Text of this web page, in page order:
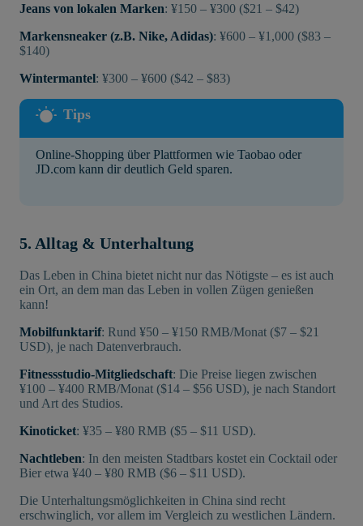
Jeans von lokalen Marken: ¥150 – ¥300 ($21 – $42)
Markensneaker (z.B. Nike, Adidas): ¥600 – ¥1,000 ($83 –
$140)
Wintermantel: ¥300 – ¥600 ($42 – $83)
Online-Shopping über Plattformen wie Taobao oder
JD.com kann dir deutlich Geld sparen.
5. Alltag & Unterhaltung
Das Leben in China bietet nicht nur das Nötigste – es ist auch
ein Ort, an dem man das Leben in vollen Zügen genießen
kann!
Mobilfunktarif: Rund ¥50 – ¥150 RMB/Monat ($7 – $21
USD), je nach Datenverbrauch.
Fitnessstudio-Mitgliedschaft: Die Preise liegen zwischen
¥100 – ¥400 RMB/Monat ($14 – $56 USD), je nach Standort
und Art des Studios.
Kinoticket: ¥35 – ¥80 RMB ($5 – $11 USD).
Nachtleben: In den meisten Stadtbars kostet ein Cocktail oder
Bier etwa ¥40 – ¥80 RMB ($6 – $11 USD).
Die Unterhaltungsmöglichkeiten in China sind recht
erschwinglich, vor allem im Vergleich zu westlichen Ländern.